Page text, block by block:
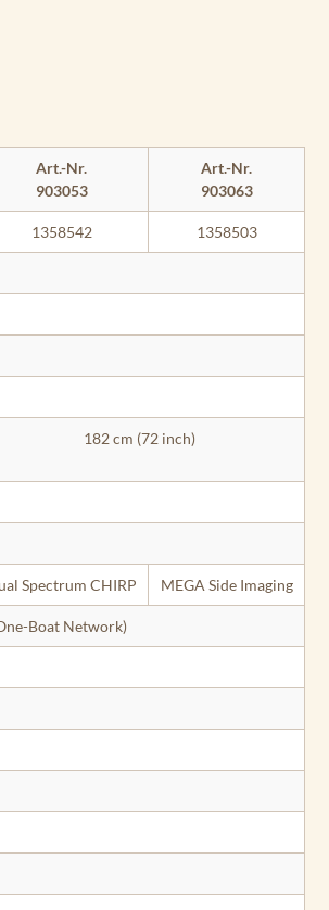
Art.-Nr.
903053
Art.-Nr.
903063
1358542 1358503
182 cm (72 inch)
Spectrum CHIRP MEGA Side Imaging
Boat Network)